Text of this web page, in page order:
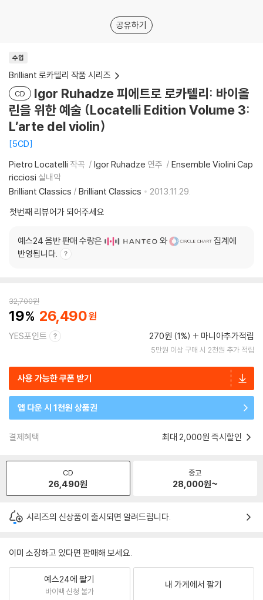
공유하기
수입
Brilliant 로카텔리 작품 시리즈
CD
Igor Ruhadze 피에트로 로카텔리: 바이올
린을 위한 예술 (Locatelli Edition Volume 3:
L’arte del violin)
5CD
Pietro Locatelli 작곡 Igor Ruhadze 연주
Ensemble Violini Cap
ricciosi 실내악
Brilliant Classics / Brilliant Classics
2013.11.29.
첫번째 리뷰어가 되어주세요
예스24 음반 판매 수량은 와
집계에
반영됩니다.
32,700원
19 26,490
YES포인트 270원 (1%) 마니아추가적립
5만원 이상 구매 시 2천원 추가 적립
사용 가능한 쿠폰 받기
앱 다운 시 1천원 상품권
결제혜택 최대 2,000원 즉시할인
CD
26,490원
중고
28,000원~
시리즈의 신상품이 출시되면 알려드립니다.
이미 소장하고 있다면 판매해 보세요.
예스24에 팔기
바이백 신청 불가
내 가게에서 팔기